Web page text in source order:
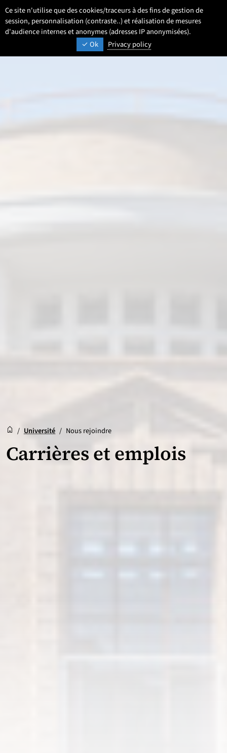
Ce site n'utilise que des cookies/traceurs à des fins de gestion de
session, personnalisation (contraste..) et réalisation de mesures
d'audience internes et anonymes (adresses IP anonymisées).
Ok
Privacy policy
Aller
au
contenu
Aller
au
menu
Aller
au
pied
page
UNIVERSITÉ DE LILLE
INSPIRONS DEMAIN
ParamétrageSélectionner une
FR
- Français
Accueil
Accueil
/ Université / Nous rejoindre
Carrières et emplois